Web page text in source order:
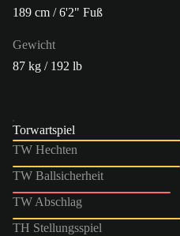
189 cm / 6'2" Fuß
Gewicht
87 kg / 192 lb
Torwartspiel
TW Hechten
TW Ballsicherheit
TW Abschlag
TH Stellungsspiel